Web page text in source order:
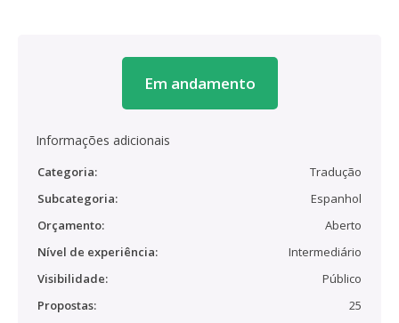
Em andamento
Informações adicionais
Categoria:
Tradução
Subcategoria:
Espanhol
Orçamento:
Aberto
Nível de experiência:
Intermediário
Visibilidade:
Público
Propostas:
25